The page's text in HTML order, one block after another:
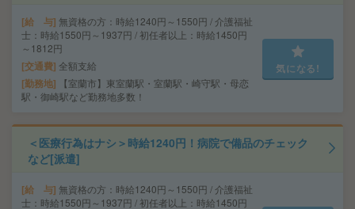
給 与 無資格の方：時給1240円～1550円 / 介護福祉
士：時給1550円～1937円 / 初任者以上：時給1450円
～1812円
交通費 全額支給
勤務地
【室蘭市】東室蘭駅・室蘭駅・崎守駅・母恋
駅・御崎駅など勤務地多数！
気になる!
＜医療行為はナシ＞時給1240円！病院で備品のチェック
など[派遣]
給 与 無資格の方：時給1240円～1550円 / 介護福祉
士：時給1550円～1937円 / 初任者以上：時給1450円